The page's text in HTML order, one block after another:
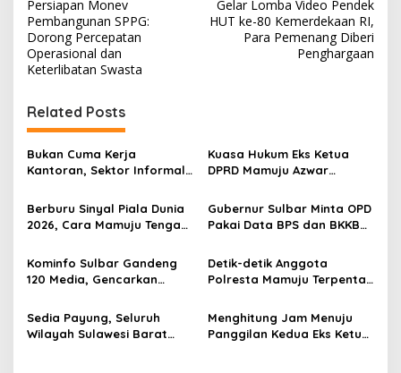
s
t
n
a
v
i
g
a
t
i
o
Persiapan Monev
Pembangunan SPPG:
Dorong Percepatan
Operasional dan
Keterlibatan Swasta
Gelar Lomba Video Pendek
HUT ke-80 Kemerdekaan RI,
Para Pemenang Diberi
Penghargaan
Related Posts
Bukan Cuma Kerja
Kantoran, Sektor Informal
Kerja Sulawesi Barat
Kuasa Hukum Eks Ketua
DPRD Mamuju Azwar
Penangguhan Penahanan
Berburu Sinyal Piala Dunia
2026, Cara Mamuju Tengah
Lewat TVRI
Gubernur Sulbar Minta OPD
Pakai Data BPS dan BKKBN
Penurunan Stunting
Kominfo Sulbar Gandeng
120 Media, Gencarkan
Data
Detik-detik Anggota
Polresta Mamuju Terpental
Amankan Demo Mahasiswa
Sedia Payung, Seluruh
Wilayah Sulawesi Barat
Menghitung Jam Menuju
Panggilan Kedua Eks Ketua